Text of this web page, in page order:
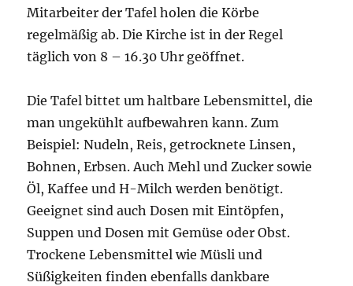
Mitarbeiter der Tafel holen die Körbe
regelmäßig ab. Die Kirche ist in der Regel
täglich von 8 – 16.30 Uhr geöffnet.
Die Tafel bittet um haltbare Lebensmittel, die
man ungekühlt aufbewahren kann. Zum
Beispiel: Nudeln, Reis, getrocknete Linsen,
Bohnen, Erbsen. Auch Mehl und Zucker sowie
Öl, Kaffee und H-Milch werden benötigt.
Geeignet sind auch Dosen mit Eintöpfen,
Suppen und Dosen mit Gemüse oder Obst.
Trockene Lebensmittel wie Müsli und
Süßigkeiten finden ebenfalls dankbare